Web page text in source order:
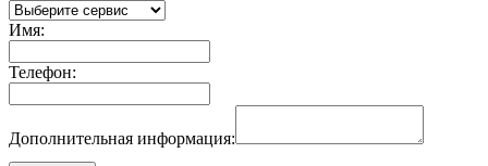
Имя:
Телефон:
Дополнительная информация: